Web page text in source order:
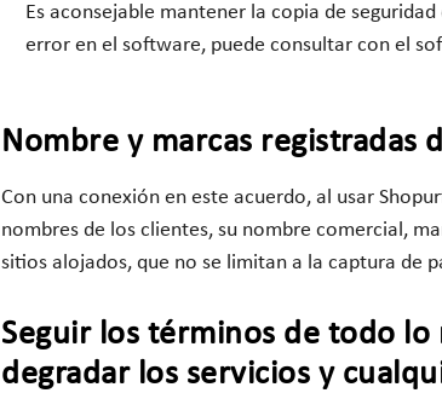
Es aconsejable mantener la copia de
error en el software, puede consultar con el
Nombre y marcas registradas
Con una conexión en este acuerdo, al usar
nombres de los clientes, su nombre comercial,
sitios alojados, que no se limitan a la captura de
Seguir los términos de todo lo
degradar los servicios y